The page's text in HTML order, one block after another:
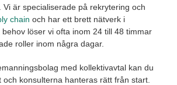
Vi är specialiserade på rekrytering och
chain och har ett brett nätverk i
löser vi ofta inom 24 till 48 timmar
roller inom några dagar.
med kollektivavtal kan du
konsulterna hanteras rätt från start.